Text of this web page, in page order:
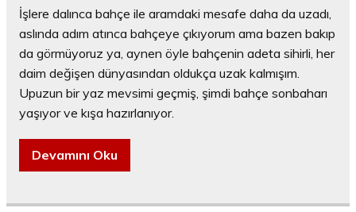
İşlere dalınca bahçe ile aramdaki mesafe daha da uzadı,
aslında adım atınca bahçeye çıkıyorum ama bazen bakıp
da görmüyoruz ya, aynen öyle bahçenin adeta sihirli, her
daim değişen dünyasından oldukça uzak kalmışım.
Upuzun bir yaz mevsimi geçmiş, şimdi bahçe sonbaharı
yaşıyor ve kışa hazırlanıyor.
Devamını Oku